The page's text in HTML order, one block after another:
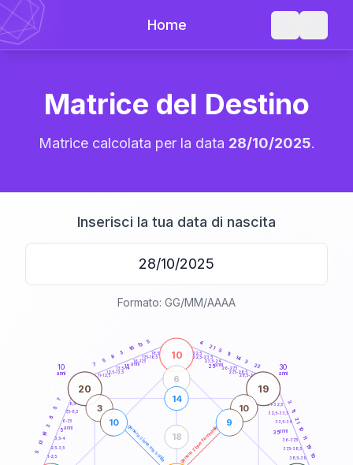
Home
Matrice del Destino
Matrice calcolata per la data 28/10/2025.
Inserisci la tua data di nascita
Formato: GG/MM/AAAA
generazione maschile generazione femminile
10
anni
30
anni
1-2,5
2,5-3,5
3,5-4
6-7,5
7,5-8,5
8,5-9
11-12,5
12,5-13,5
13,5-14
16-17,5
17,5-18,5
18,5-19
21-22,5
22,5-23,5
23,5-24
26-27,5
27,5-28,5
28,5-29
31-32,5
32,5-33,5
33,5-34
36-37,5
37,5-38,5
38,5-39
5
13
16
3
8
5
7
7
5
8
3
16
13 5 4
21 5
11
14 3
22
3
11
21
10
11
19
10
10
20 19
6
14
18
3
10
10
9
5anni
15 anni 25anni
35anni